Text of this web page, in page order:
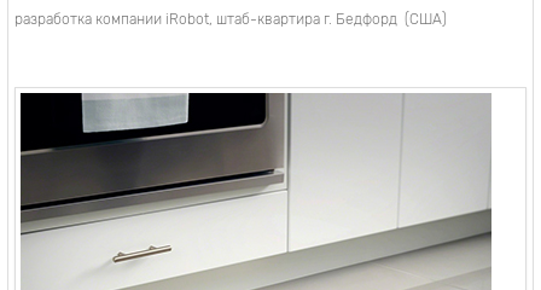
разработка компании iRobot, штаб-квартира г. Бедфорд (США)